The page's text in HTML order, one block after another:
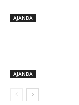
AJANDA
AJANDA